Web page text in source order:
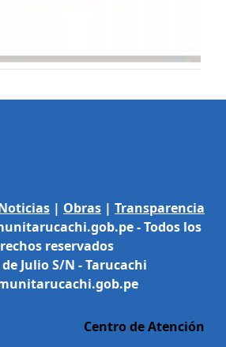
| Obras | Transparencia
- Todos los
reservados
de Julio S/N - Tarucachi
Centro de Atención